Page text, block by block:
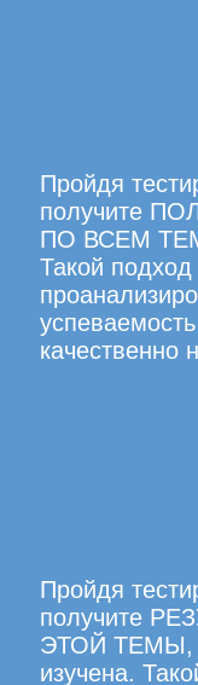
Пройдя
получите
ПО ВСЕМ
Такой подход
качественно
Пройдя
получите
ЭТОЙ ТЕМЫ,
изучена.